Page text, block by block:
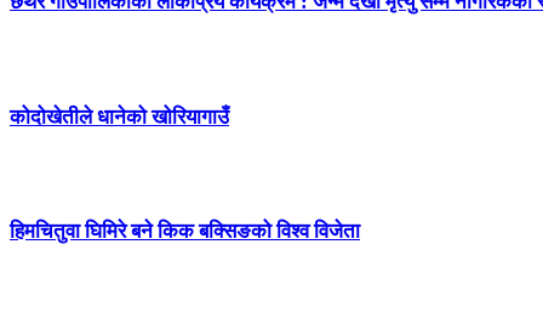
कोदोखेतीले धानेको खोरियागाउँ
हिमचितुवा घिमिरे बने किक बक्सिङको विश्व विजेता